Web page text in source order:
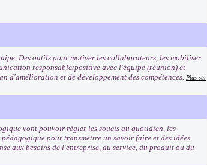
Des outils pour motiver les collaborateurs, les mobiliser
responsable/positive avec l'équipe (réunion) et
d'amélioration et de développement des compétences. Plus sur
vont pouvoir régler les soucis au quotidien, les
pour transmettre un savoir faire et des idées.
aux besoins de l'entreprise, du service, du produit ou du